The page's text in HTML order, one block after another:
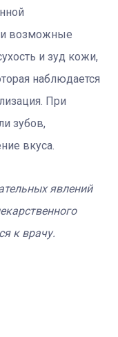
возможные
и зуд кожи,
наблюдается
При
зубов,
вкуса.
явлений
к врачу.